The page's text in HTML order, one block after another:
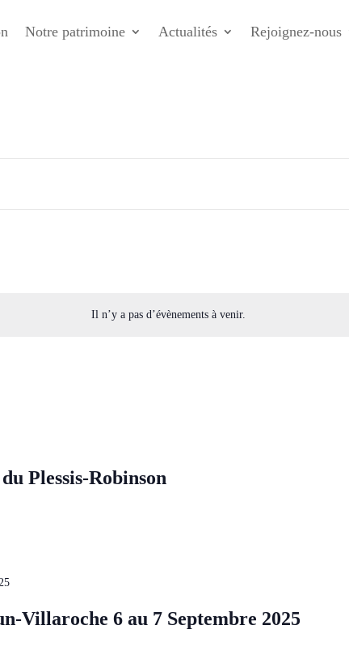
Notre patrimoine Actualités Rejoignez-nous
Il n’y a pas d’évènements à venir.
Plessis-Robinson
Villaroche 6 au 7 Septembre 2025